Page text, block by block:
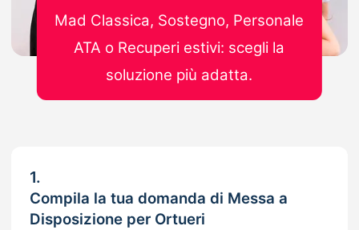
1.
Compila la tua domanda di Messa a
Disposizione per Ortueri
Mad Classica, Sostegno, Personale
ATA o Recuperi estivi: scegli la
soluzione più adatta.